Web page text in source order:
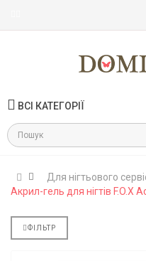
ВСІ КАТЕГОРІЇ
Для нігтьового
Акрил-гель для нігтів F.O.X
ФІЛЬТР